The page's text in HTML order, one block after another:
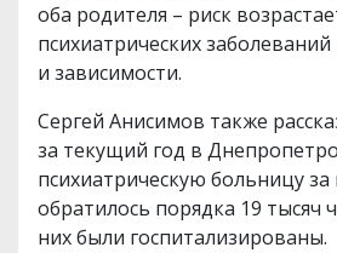
оба родителя – риск
психиатрических заболеваний
и зависимости.
Сергей Анисимов также
за текущий год в
психиатрическую больницу
обратилось порядка 19 тысяч
них были госпитализированы.